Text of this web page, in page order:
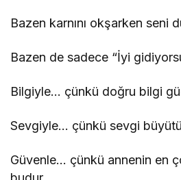
Bazen karnını okşarken seni
Bazen de sadece “İyi
Bilgiyle… çünkü doğru bilgi
Sevgiyle… çünkü sevgi
Güvenle… çünkü annenin en